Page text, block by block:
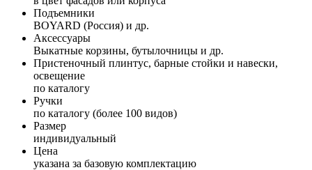
Подъемники
BOYARD (Россия) и др.
Аксессуары
Выкатные корзины, бутылочницы и др.
Пристеночный плинтус, барные стойки и навески,
освещение
по каталогу
Ручки
по каталогу (более 100 видов)
Размер
индивидуальный
Цена
указана за базовую комплектацию